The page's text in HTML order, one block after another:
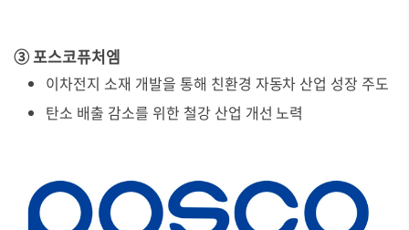
③ 포스코퓨처엠
이차전지 소재 개발을 통해 친환경 자동차 산업 성장 주도
탄소 배출 감소를 위한 철강 산업 개선 노력